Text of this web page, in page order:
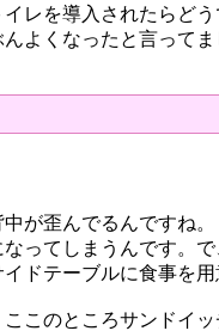
レを導入されたらどう
よくなったと言ってま
が歪んでるんですね。
ってしまうんです。
ドテーブルに食事を用
このところサンドイッ